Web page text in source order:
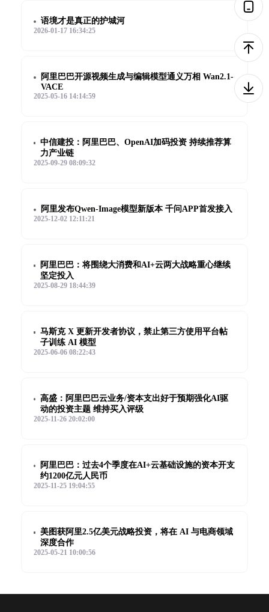
语境才是真正的护城河
2026-01-17 16:34:25
阿里巴巴开源视频生成与编辑模型通义万相 Wan2.1-
VACE
2025-05-16 14:14:59
中信建投：阿里巴巴、OpenAI加码投资 持续推荐算
力产业链
2025-09-29 08:09:32
阿里发布Qwen-Image模型新版本 千问APP首发接入
2025-12-02 12:11:21
阿里巴巴：将围绕大消费和AI+云两大战略重心继续
坚定投入
2025-08-29 18:44:39
马斯克 X 更新开发者协议，禁止第三方使用平台帖
子训练 AI 模型
2025-06-06 08:22:43
高盛：阿里巴巴云业务/资本支出好于预期强化AI驱
动的投资主题 维持买入评级
2025-11-26 20:02:00
阿里巴巴：过去4个季度在AI+云基础设施的资本开支
约1200亿元人民币
2025-11-25 19:04:55
美图获阿里2.5亿美元战略投资，将在 AI 与电商领域
深度合作
2025-05-21 10:00:56